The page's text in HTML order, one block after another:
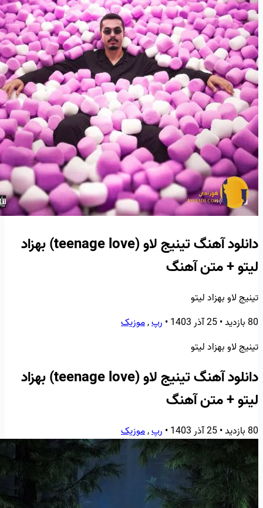
دانلود آهنگ تینیج لاو (teenage love) بهزاد
لیتو + متن آهنگ
تینیج لاو بهزاد لیتو
80 بازدید
•25 آذر 1403 • رپ,موزیک
تینیج لاو بهزاد لیتو
دانلود آهنگ تینیج لاو (teenage love) بهزاد
لیتو + متن آهنگ
80 بازدید •25 آذر 1403 • رپ,موزیک